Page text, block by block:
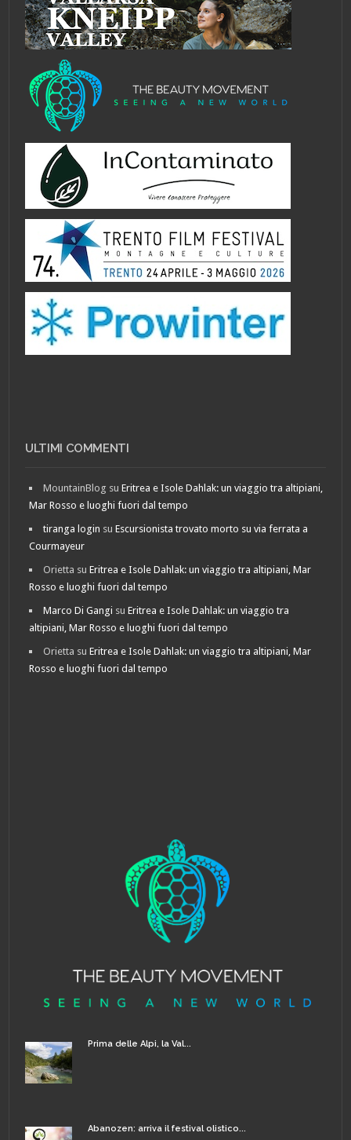
ULTIMI COMMENTI
MountainBlog suEritrea e Isole Dahlak: un viaggio tra altipiani,
Mar Rosso e luoghi fuori dal tempo
tiranga login suEscursionista trovato morto su via ferrata a
Courmayeur
Orietta suEritrea e Isole Dahlak: un viaggio tra altipiani, Mar
Rosso e luoghi fuori dal tempo
Marco Di Gangi suEritrea e Isole Dahlak: un viaggio tra
altipiani, Mar Rosso e luoghi fuori dal tempo
Orietta suEritrea e Isole Dahlak: un viaggio tra altipiani, Mar
Rosso e luoghi fuori dal tempo
Prima delle Alpi, la Val...
Abanozen: arriva il festival olistico...